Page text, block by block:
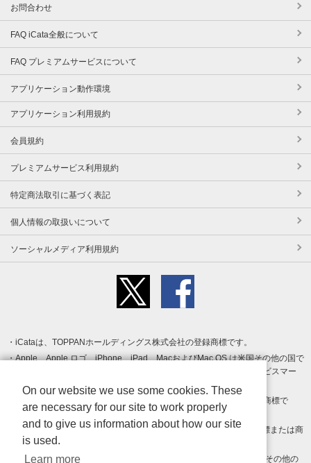
お問合わせ
FAQ iCata全般について
FAQ プレミアムサービスについて
アプリケーション動作環境
アプリケーション利用規約
会員規約
プレミアムサービス利用規約
特定商法取引に基づく表記
個人情報の取扱いについて
ソーシャルメディア利用規約
iCataは、TOPPANホールディングス株式会社の登録商標です。
Apple、Apple ロゴ、iPhone、iPad、MacおよびMac OS は米国その他の国で
登録された Apple Inc. の商標です。App Store は Apple Inc. のサービスマー
クです。
Android、Google Play および Google Play ロゴ は Google LLC の商標で
す。
Windows は Microsoft Inc.の米国およびその他の国における登録商標または商
標です。
Adobe、Adobe Reader、Adobe PDF は、Adobe Inc.の米国およびその他の
On our website we use some cookies. These
are necessary for our site to work properly
and to give us information about how our site
is used.
Learn more